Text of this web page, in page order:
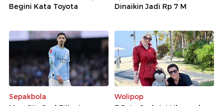
Begini Kata Toyota
Dinaikin Jadi Rp 7 M
Sepakbola
Wolipop